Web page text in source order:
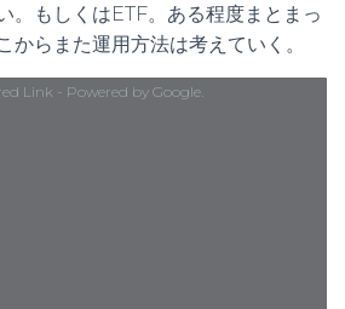
。もしくはETF。ある程度まとまっ
からまた運用方法は考えていく。
Link - Powered by Google.